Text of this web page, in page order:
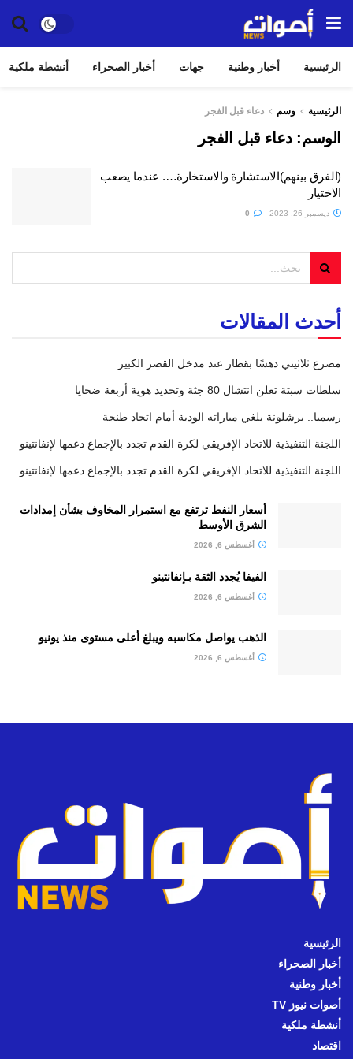
الرئيسية أخبار وطنية جهات أخبار الصحراء أنشطة ملكية
الرئيسية وسم دعاء قبل الفجر
الوسم:دعاء قبل الفجر
(الفرق بينهم)الاستشارة والاستخارة…. عندما يصعب
الاختيار
ديسمبر 26, 2023
أحدث المقالات
مصرع ثلاثيني دهسًا بقطار عند مدخل القصر الكبير
سلطات سبتة تعلن انتشال 80 جثة وتحديد هوية أربعة ضحايا
رسميا.. برشلونة يلغي مباراته الودية أمام اتحاد طنجة
اللجنة التنفيذية للاتحاد الإفريقي لكرة القدم تجدد بالإجماع دعمها لإنفانتينو
اللجنة التنفيذية للاتحاد الإفريقي لكرة القدم تجدد بالإجماع دعمها لإنفانتينو
أسعار النفط ترتفع مع استمرار المخاوف بشأن إمدادات
الشرق الأوسط
أغسطس 6, 2026
الفيفا يُجدد الثقة بـإنفانتينو
أغسطس 6, 2026
الذهب يواصل مكاسبه ويبلغ أعلى مستوى منذ يونيو
أغسطس 6, 2026
الرئيسية
أخبار الصحراء
أخبار وطنية
أصوات نيوز TV
أنشطة ملكية
اقتصاد